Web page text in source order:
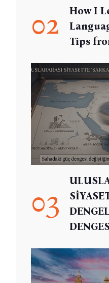
02
How I
Tips
03